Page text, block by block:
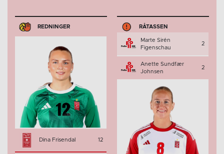
REDNINGER
Dina Frisendal 12
RÅTASSEN
Marte Sirén
Figenschau
2
Anette Sundfær
Johnsen
2